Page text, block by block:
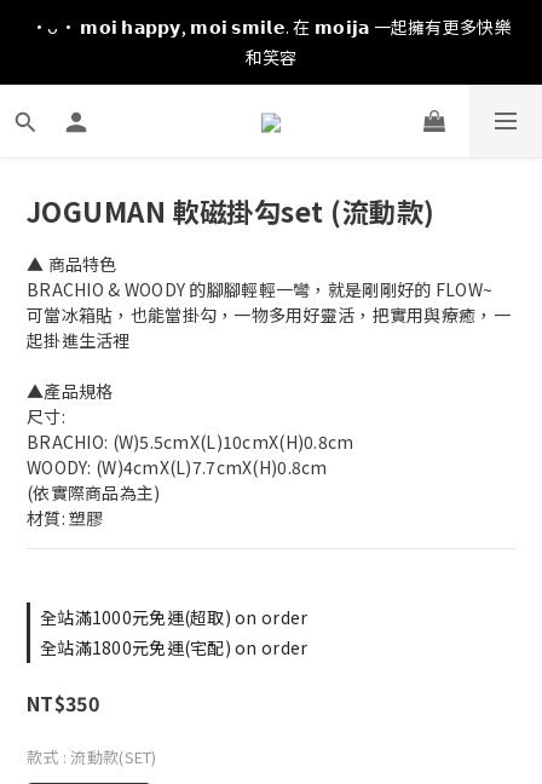
·ᴗ· 𝗺𝗼𝗶 𝗵𝗮𝗽𝗽𝘆, 𝗺𝗼𝗶 𝘀𝗺𝗶𝗹𝗲. 在 𝗺𝗼𝗶𝗷𝗮 一起擁有更多快樂
和笑容
JOGUMAN 軟磁掛勾set (流動款)
▲ 商品特色
BRACHIO & WOODY 的腳腳輕輕一彎，就是剛剛好的 FLOW~
可當冰箱貼，也能當掛勾，一物多用好靈活，把實用與療癒，一
起掛進生活裡
▲產品規格
尺寸:
BRACHIO: (W)5.5cmX(L)10cmX(H)0.8cm
WOODY: (W)4cmX(L)7.7cmX(H)0.8cm
(依實際商品為主)
材質: 塑膠
全站滿1000元免運(超取) on order
全站滿1800元免運(宅配) on order
NT$350
款式 : 流動款(SET)